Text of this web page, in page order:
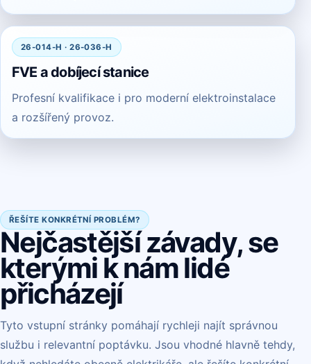
26-014-H · 26-036-H
FVE a dobíjecí stanice
Profesní kvalifikace i pro moderní elektroinstalace
a rozšířený provoz.
ŘEŠÍTE KONKRÉTNÍ PROBLÉM?
Nejčastější závady, se
kterými k nám lidé
přicházejí
Tyto vstupní stránky pomáhají rychleji najít správnou
službu i relevantní poptávku. Jsou vhodné hlavně tehdy,